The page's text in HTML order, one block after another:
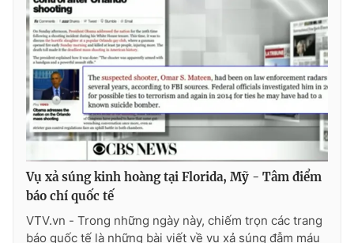
Theo dõi báo trên
Cơ quan chủ quản:Đài Truyền hình Việt Nam
Cơ quan báo chí:Thời báo VTV
Giấy phép hoạt động báo in và báo điện tử số 483/GP-BTTTT
cấp ngày 29/12/2023
Tổng Biên tập:
Vũ Thanh Thủy
Phó Tổng Biên tập:Nguyễn Thị Mỹ Hạnh, Phạm Quốc Thắng,
Nguyễn Trọng Ninh
Tổng đài VTV: 024.38 355 931 - 024.38 355 932
Vụ xả súng kinh hoàng tại Florida, Mỹ - Tâm điểm
báo chí quốc tế
VTV.vn - Trong những ngày này, chiếm trọn các trang
báo quốc tế là những bài viết về vụ xả súng đẫm máu